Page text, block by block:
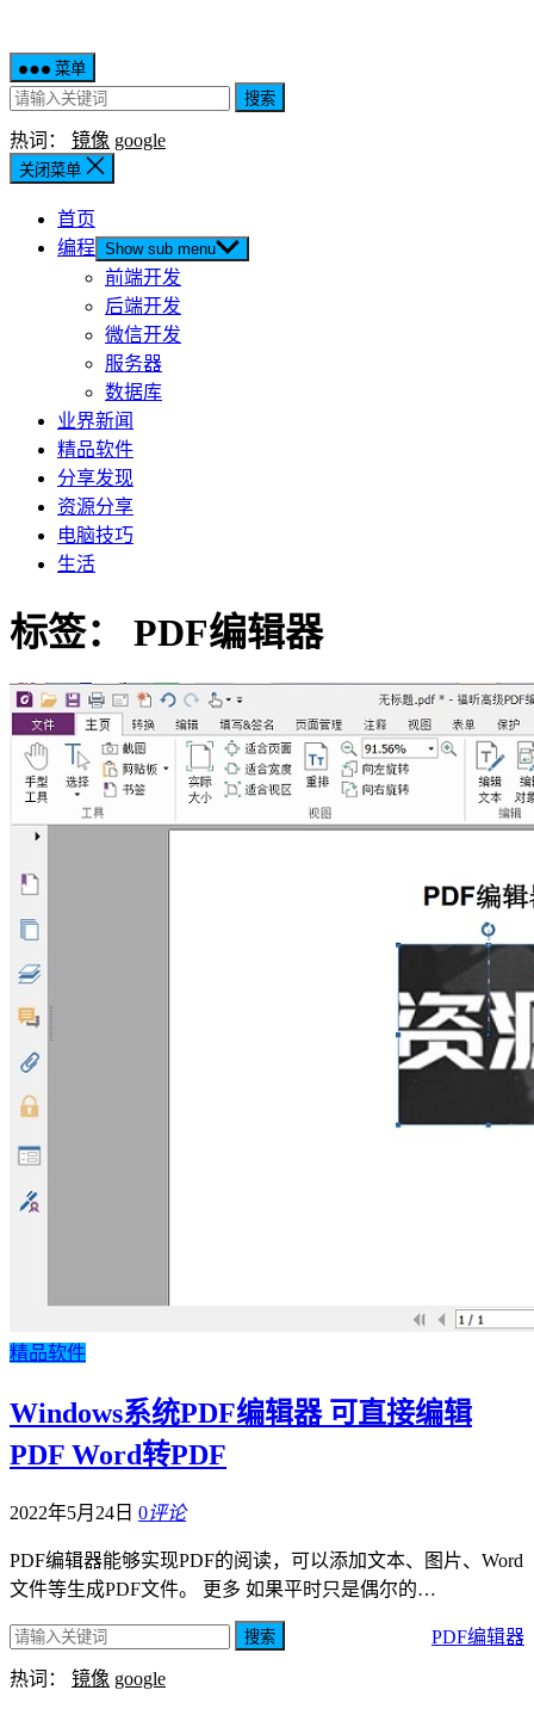
菜单
搜索
热词： 镜像 google
关闭菜单
首页
编程 Show sub menu
前端开发
后端开发
微信开发
服务器
数据库
业界新闻
精品软件
分享发现
资源分享
电脑技巧
生活
标签： PDF编辑器
精品软件
Windows系统PDF编辑器 可直接编辑
PDF Word转PDF
2022年5月24日 0评论
PDF编辑器能够实现PDF的阅读，可以添加文本、图片、Word
文件等生成PDF文件。 更多 如果平时只是偶尔的…
PDF编辑器
搜索
热词： 镜像 google